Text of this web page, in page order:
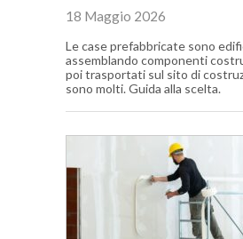
18 Maggio 2026
Le case prefabbricate sono
assemblando componenti
poi trasportati sul sito di
sono molti. Guida alla scelta.